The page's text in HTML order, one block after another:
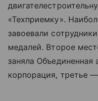
«Техприемку».
завоевали
медалей. Второе
заняла Объединенная
корпорация, третье